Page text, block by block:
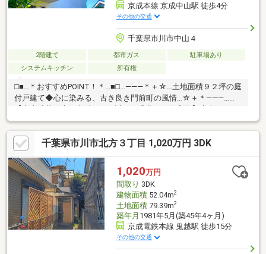
京成本線 京成中山駅 徒歩4分
その他の交通
千葉県市川市中山４
2階建て 都市ガス
駐車場あり
システムキッチン
所有権
□■…＊おすすめPOINT！＊…■□…―――＊＋☆…土地面積９２坪の庭
付戸建て◆心に染みる、古き良き門前町の風情…☆＋＊―――…
【中山法華経寺の参道から程近い、緑豊かな住宅街】◆春には
「桜のトンネル」が頭上を覆い、秋には風情ある紅葉が石畳に影
を落とす。初夏のみずみずしい新緑の季節はただ歩いているだけ
でも癒されるような心地よさがあります。【3駅2路線利用可能】
◆駅徒歩4分の好立地◆JR総武線「下総中山駅」徒歩8分【暮らし
やすさを実感できる環境】◆中山小学校徒歩6分◆第四中学校徒
歩10分◆スーパー徒歩8分◆コンビニ徒歩6分◆中山病院徒歩7分
千葉県市川市北方３丁目 1,020万円 3DK
1,020万円
間取り 3DK
建物面積52.04m2
土地面積79.39m2
築年月 1981年5月(築45年4ヶ月)
京成電鉄本線 鬼越駅 徒歩15分
その他の交通